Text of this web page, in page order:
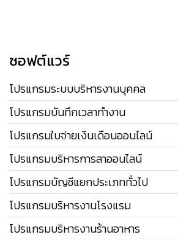
ซอฟต์แวร์
โปรแกรมระบบบริหารงานบุคคล
โปรแกรมบันทึกเวลาทำงาน
โปรแกรมใบจ่ายเงินเดือนออนไลน์
โปรแกรมบริหารการลาออนไลน์
โปรแกรมบัญชีแยกประเภททั่วไป
โปรแกรมบริหารงานโรงแรม
โปรแกรมบริหารงานร้านอาหาร